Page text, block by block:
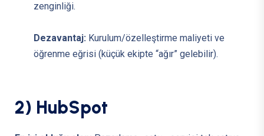
zenginliği.
Dezavantaj: Kurulum/özelleştirme maliyeti ve
öğrenme eğrisi (küçük ekipte “ağır” gelebilir).
2) HubSpot